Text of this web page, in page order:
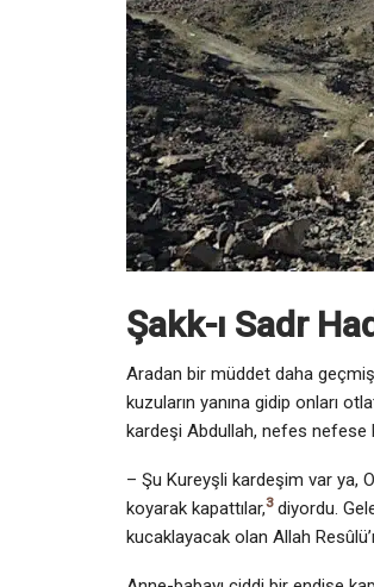
Şakk-ı Sadr
Aradan bir müddet daha
kuzuların yanına gidip onları
kardeşi Abdullah, nefes nefese
– Şu Kureyşli kardeşim var ya,
koyarak kapattılar,3diyordu.
kucaklayacak olan Allah